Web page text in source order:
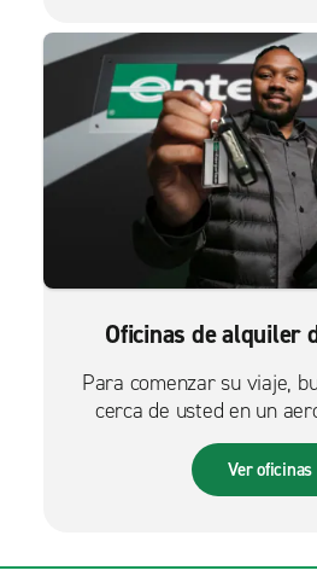
Oficinas de alquiler
Para comenzar su viaje,
cerca de usted en un
ciudad.
Ver oficinas